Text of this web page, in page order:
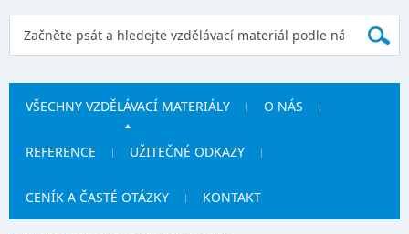
VŠECHNY VZDĚLÁVACÍ MATERIÁLY O NÁS
REFERENCE UŽITEČNÉ ODKAZY
CENÍK A ČASTÉ OTÁZKY KONTAKT